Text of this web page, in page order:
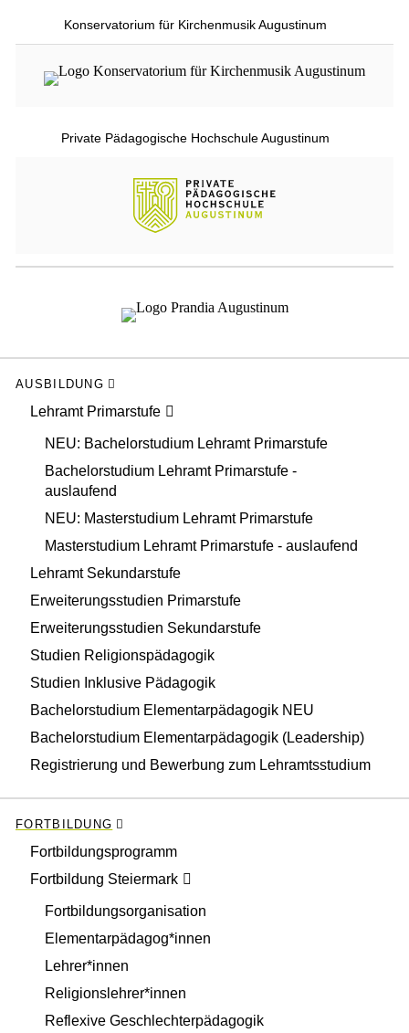
Konservatorium für Kirchenmusik Augustinum
Private Pädagogische Hochschule Augustinum
AUSBILDUNG
Lehramt Primarstufe
NEU: Bachelorstudium Lehramt Primarstufe
Bachelorstudium Lehramt Primarstufe -
auslaufend
NEU: Masterstudium Lehramt Primarstufe
Masterstudium Lehramt Primarstufe - auslaufend
Lehramt Sekundarstufe
Erweiterungsstudien Primarstufe
Erweiterungsstudien Sekundarstufe
Studien Religionspädagogik
Studien Inklusive Pädagogik
Bachelorstudium Elementarpädagogik NEU
Bachelorstudium Elementarpädagogik (Leadership)
Registrierung und Bewerbung zum Lehramtsstudium
FORTBILDUNG
Fortbildungsprogramm
Fortbildung Steiermark
Fortbildungsorganisation
Elementarpädagog*innen
Lehrer*innen
Religionslehrer*innen
Reflexive Geschlechterpädagogik